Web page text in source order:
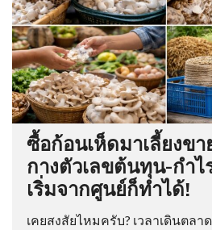
ซื้อก้อนเห็ดมาเลี้ยงขา
กางตัวเลขต้นทุน-กำ
เริ่มจากศูนย์ก็ทำได้!
เคยสงสัยไหมครับ? เวลาเดินตลา